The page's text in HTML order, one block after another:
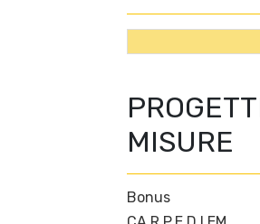
MISURE
Bonus